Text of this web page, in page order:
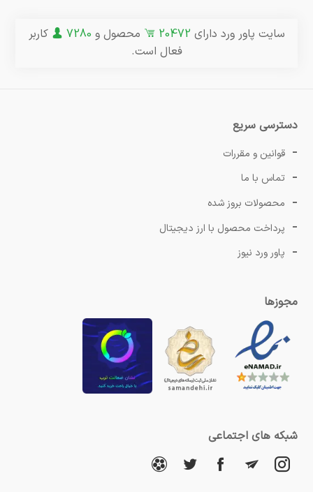
سایت پاور ورد دارای 20472 محصول و 7280
کاربر
فعال است.
دسترسی سریع
قوانین و مقررات
تماس با ما
محصولات بروز شده
پرداخت محصول با ارز دیجیتال
پاور ورد نیوز
مجوزها
شبکه های اجتماعی